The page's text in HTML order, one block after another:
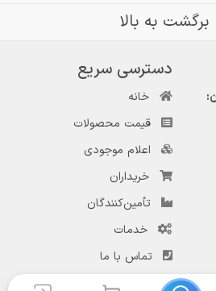
برگشت به بالا
دسترسی سریع
خانه
قیمت محصولات
اعلام موجودی
خریداران
تأمین‌کنندگان
خدمات
تماس با ما